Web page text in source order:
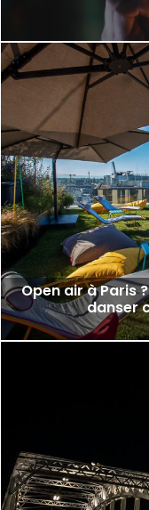
Open air à Paris
danser